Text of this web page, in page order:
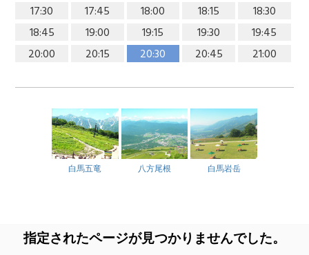
17:30
17:45 18:00 18:15
18:30
18:45
19:00 19:15 19:30
19:45
20:00
20:15 20:30 20:45 21:00
白馬五竜 八方尾根 白馬岩岳